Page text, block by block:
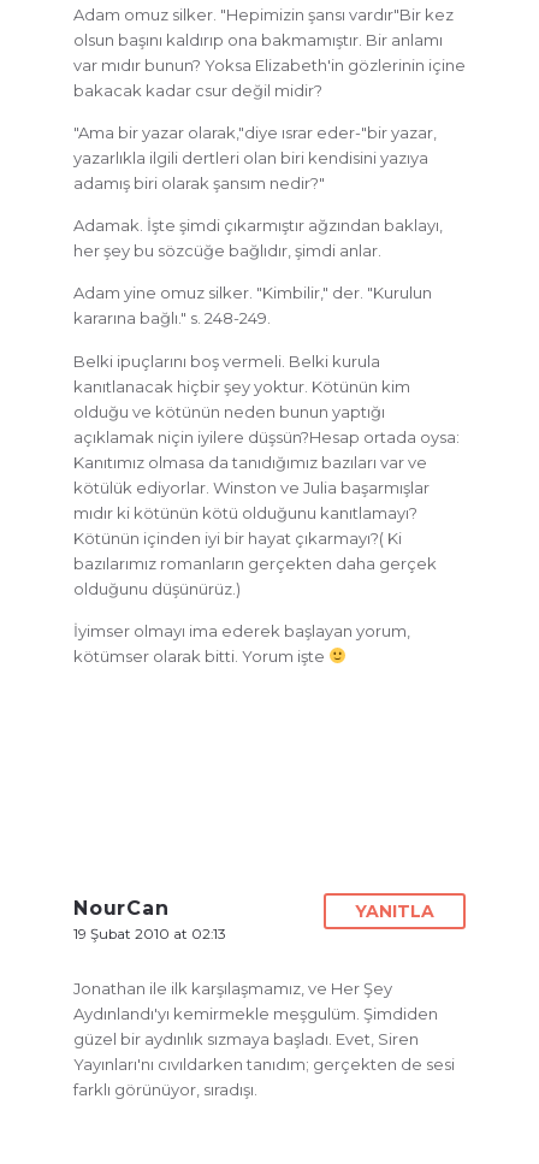
Adam omuz silker. "Hepimizin şansı vardır"Bir kez
olsun başını kaldırıp ona bakmamıştır. Bir anlamı
var mıdır bunun? Yoksa Elizabeth'in gözlerinin içine
bakacak kadar csur değil midir?
"Ama bir yazar olarak,"diye ısrar eder-"bir yazar,
yazarlıkla ilgili dertleri olan biri kendisini yazıya
adamış biri olarak şansım nedir?"
Adamak. İşte şimdi çıkarmıştır ağzından baklayı,
her şey bu sözcüğe bağlıdır, şimdi anlar.
Adam yine omuz silker. "Kimbilir," der. "Kurulun
kararına bağlı." s. 248-249.
Belki ipuçlarını boş vermeli. Belki kurula
kanıtlanacak hiçbir şey yoktur. Kötünün kim
olduğu ve kötünün neden bunun yaptığı
açıklamak niçin iyilere düşsün?Hesap ortada oysa:
Kanıtımız olmasa da tanıdığımız bazıları var ve
kötülük ediyorlar. Winston ve Julia başarmışlar
mıdır ki kötünün kötü olduğunu kanıtlamayı?
Kötünün içinden iyi bir hayat çıkarmayı?( Ki
bazılarımız romanların gerçekten daha gerçek
olduğunu düşünürüz.)
İyimser olmayı ima ederek başlayan yorum,
kötümser olarak bitti. Yorum işte
NourCan
19 Şubat 2010 at 02:13
YANITLA
Jonathan ile ilk karşılaşmamız, ve Her Şey
Aydınlandı'yı kemirmekle meşgulüm. Şimdiden
güzel bir aydınlık sızmaya başladı. Evet, Siren
Yayınları'nı cıvıldarken tanıdım; gerçekten de sesi
farklı görünüyor, sıradışı.